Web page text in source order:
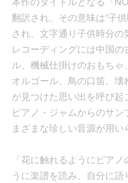
翻訳され、その意味は”子
され、文字通り子供時分の
レコーディングには中国
ル、機械仕掛けのおもち
オルゴール、鳥の口笛、
が見つけた思い出を呼び
ピアノ・ジャムからのサ
まざまな珍しい音源が用い
「花に触れるようにピア
うに楽譜を読み、自分に語